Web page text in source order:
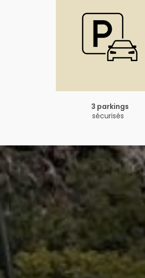
3 parkings
sécurisés